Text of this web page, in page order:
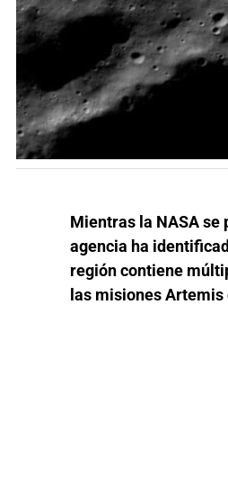
Mientras la NASA se
agencia ha
región contiene
las misiones Artemis